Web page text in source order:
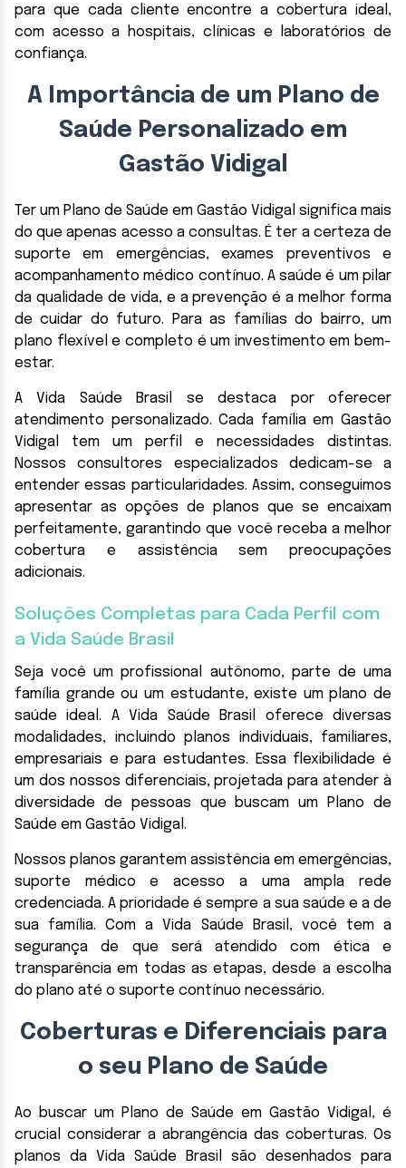
para que cada cliente encontre a cobertura ideal,
com acesso a hospitais, clínicas e laboratórios de
confiança.
A Importância de um Plano de
Saúde Personalizado em
Gastão Vidigal
Ter um Plano de Saúde em Gastão Vidigal significa mais
do que apenas acesso a consultas. É ter a certeza de
suporte em emergências, exames preventivos e
acompanhamento médico contínuo. A saúde é um pilar
da qualidade de vida, e a prevenção é a melhor forma
de cuidar do futuro. Para as famílias do bairro, um
plano flexível e completo é um investimento em bem-
estar.
A Vida Saúde Brasil se destaca por oferecer
atendimento personalizado. Cada família em Gastão
Vidigal tem um perfil e necessidades distintas.
Nossos consultores especializados dedicam-se a
entender essas particularidades. Assim, conseguimos
apresentar as opções de planos que se encaixam
perfeitamente, garantindo que você receba a melhor
cobertura e assistência sem preocupações
adicionais.
Soluções Completas para Cada Perfil com
a Vida Saúde Brasil
Seja você um profissional autônomo, parte de uma
família grande ou um estudante, existe um plano de
saúde ideal. A Vida Saúde Brasil oferece diversas
modalidades, incluindo planos individuais, familiares,
empresariais e para estudantes. Essa flexibilidade é
um dos nossos diferenciais, projetada para atender à
diversidade de pessoas que buscam um Plano de
Saúde em Gastão Vidigal.
Nossos planos garantem assistência em emergências,
suporte médico e acesso a uma ampla rede
credenciada. A prioridade é sempre a sua saúde e a de
sua família. Com a Vida Saúde Brasil, você tem a
segurança de que será atendido com ética e
transparência em todas as etapas, desde a escolha
do plano até o suporte contínuo necessário.
Coberturas e Diferenciais para
o seu Plano de Saúde
Ao buscar um Plano de Saúde em Gastão Vidigal, é
crucial considerar a abrangência das coberturas. Os
planos da Vida Saúde Brasil são desenhados para